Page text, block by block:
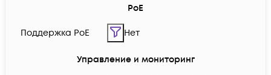
PoE
Поддержка PoE Нет
Управление и мониторинг